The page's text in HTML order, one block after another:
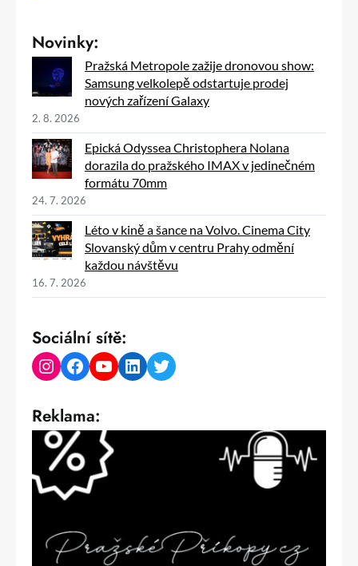
Novinky:
Pražská Metropole zažije dronovou show:
Samsung velkolepě odstartuje prodej
nových zařízení Galaxy
2. 8. 2026
Epická Odyssea Christophera Nolana
dorazila do pražského IMAX v jedinečném
formátu 70mm
24. 7. 2026
Léto v kině a šance na Volvo. Cinema City
Slovanský dům v centru Prahy odmění
každou návštěvu
16. 7. 2026
Sociální sítě:
Instagram Facebook YouTube LinkedIn Twitter
Reklama: